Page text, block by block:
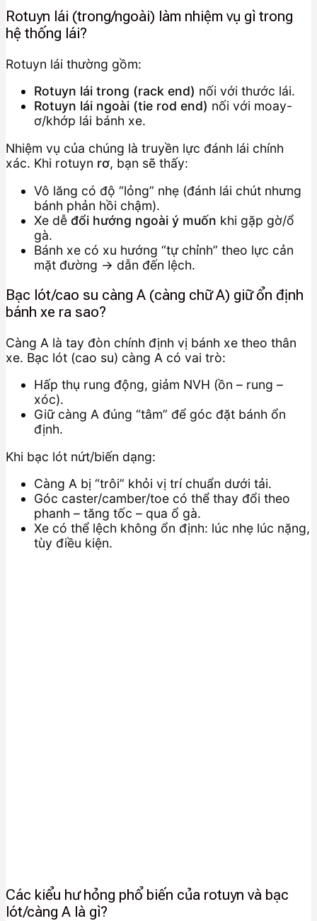
Rotuyn lái (trong/ngoài) làm nhiệm vụ gì trong
hệ thống lái?
Rotuyn lái thường gồm:
Rotuyn lái trong (rack end) nối với thước lái.
Rotuyn lái ngoài (tie rod end) nối với moay-
ơ/khớp lái bánh xe.
Nhiệm vụ của chúng là truyền lực đánh lái chính
xác. Khi rotuyn rơ, bạn sẽ thấy:
Vô lăng có độ “lỏng” nhẹ (đánh lái chút nhưng
bánh phản hồi chậm).
Xe dễ đổi hướng ngoài ý muốn khi gặp gờ/ổ
gà.
Bánh xe có xu hướng “tự chỉnh” theo lực cản
mặt đường → dẫn đến lệch.
Bạc lót/cao su càng A (càng chữ A) giữ ổn định
bánh xe ra sao?
Càng A là tay đòn chính định vị bánh xe theo thân
xe. Bạc lót (cao su) càng A có vai trò:
Hấp thụ rung động, giảm NVH (ồn – rung –
xóc).
Giữ càng A đúng “tâm” để góc đặt bánh ổn
định.
Khi bạc lót nứt/biến dạng:
Càng A bị “trôi” khỏi vị trí chuẩn dưới tải.
Góc caster/camber/toe có thể thay đổi theo
phanh – tăng tốc – qua ổ gà.
Xe có thể lệch không ổn định: lúc nhẹ lúc nặng,
tùy điều kiện.
Các kiểu hư hỏng phổ biến của rotuyn và bạc
lót/càng A là gì?